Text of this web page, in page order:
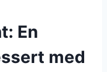
En
med